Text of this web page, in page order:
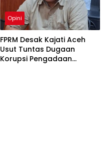
Opini
FPRM Desak Kajati Aceh
Usut Tuntas Dugaan
Korupsi Pengadaan